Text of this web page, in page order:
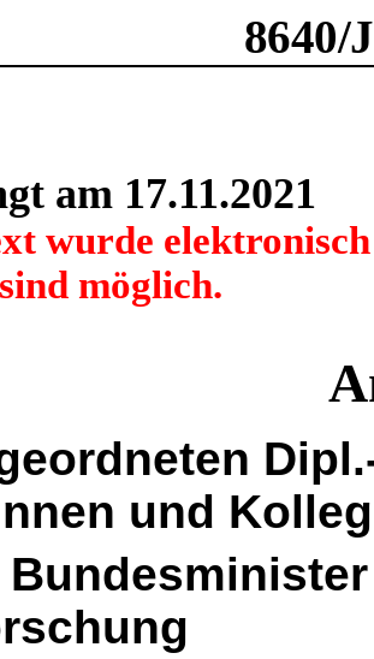
8640/
am 17.11.2021
wurde
möglich.
und